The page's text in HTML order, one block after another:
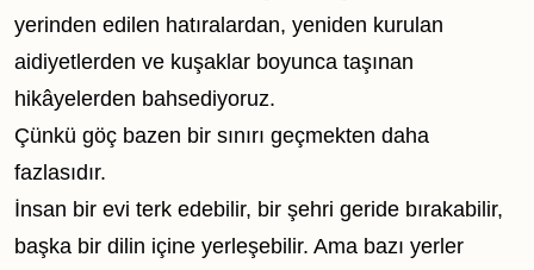
yerinden edilen hatıralardan, yeniden kurulan
aidiyetlerden ve kuşaklar boyunca taşınan
hikâyelerden bahsediyoruz.
Çünkü göç bazen bir sınırı geçmekten daha
fazlasıdır.
İnsan bir evi terk edebilir, bir şehri geride bırakabilir,
başka bir dilin içine yerleşebilir. Ama bazı yerler